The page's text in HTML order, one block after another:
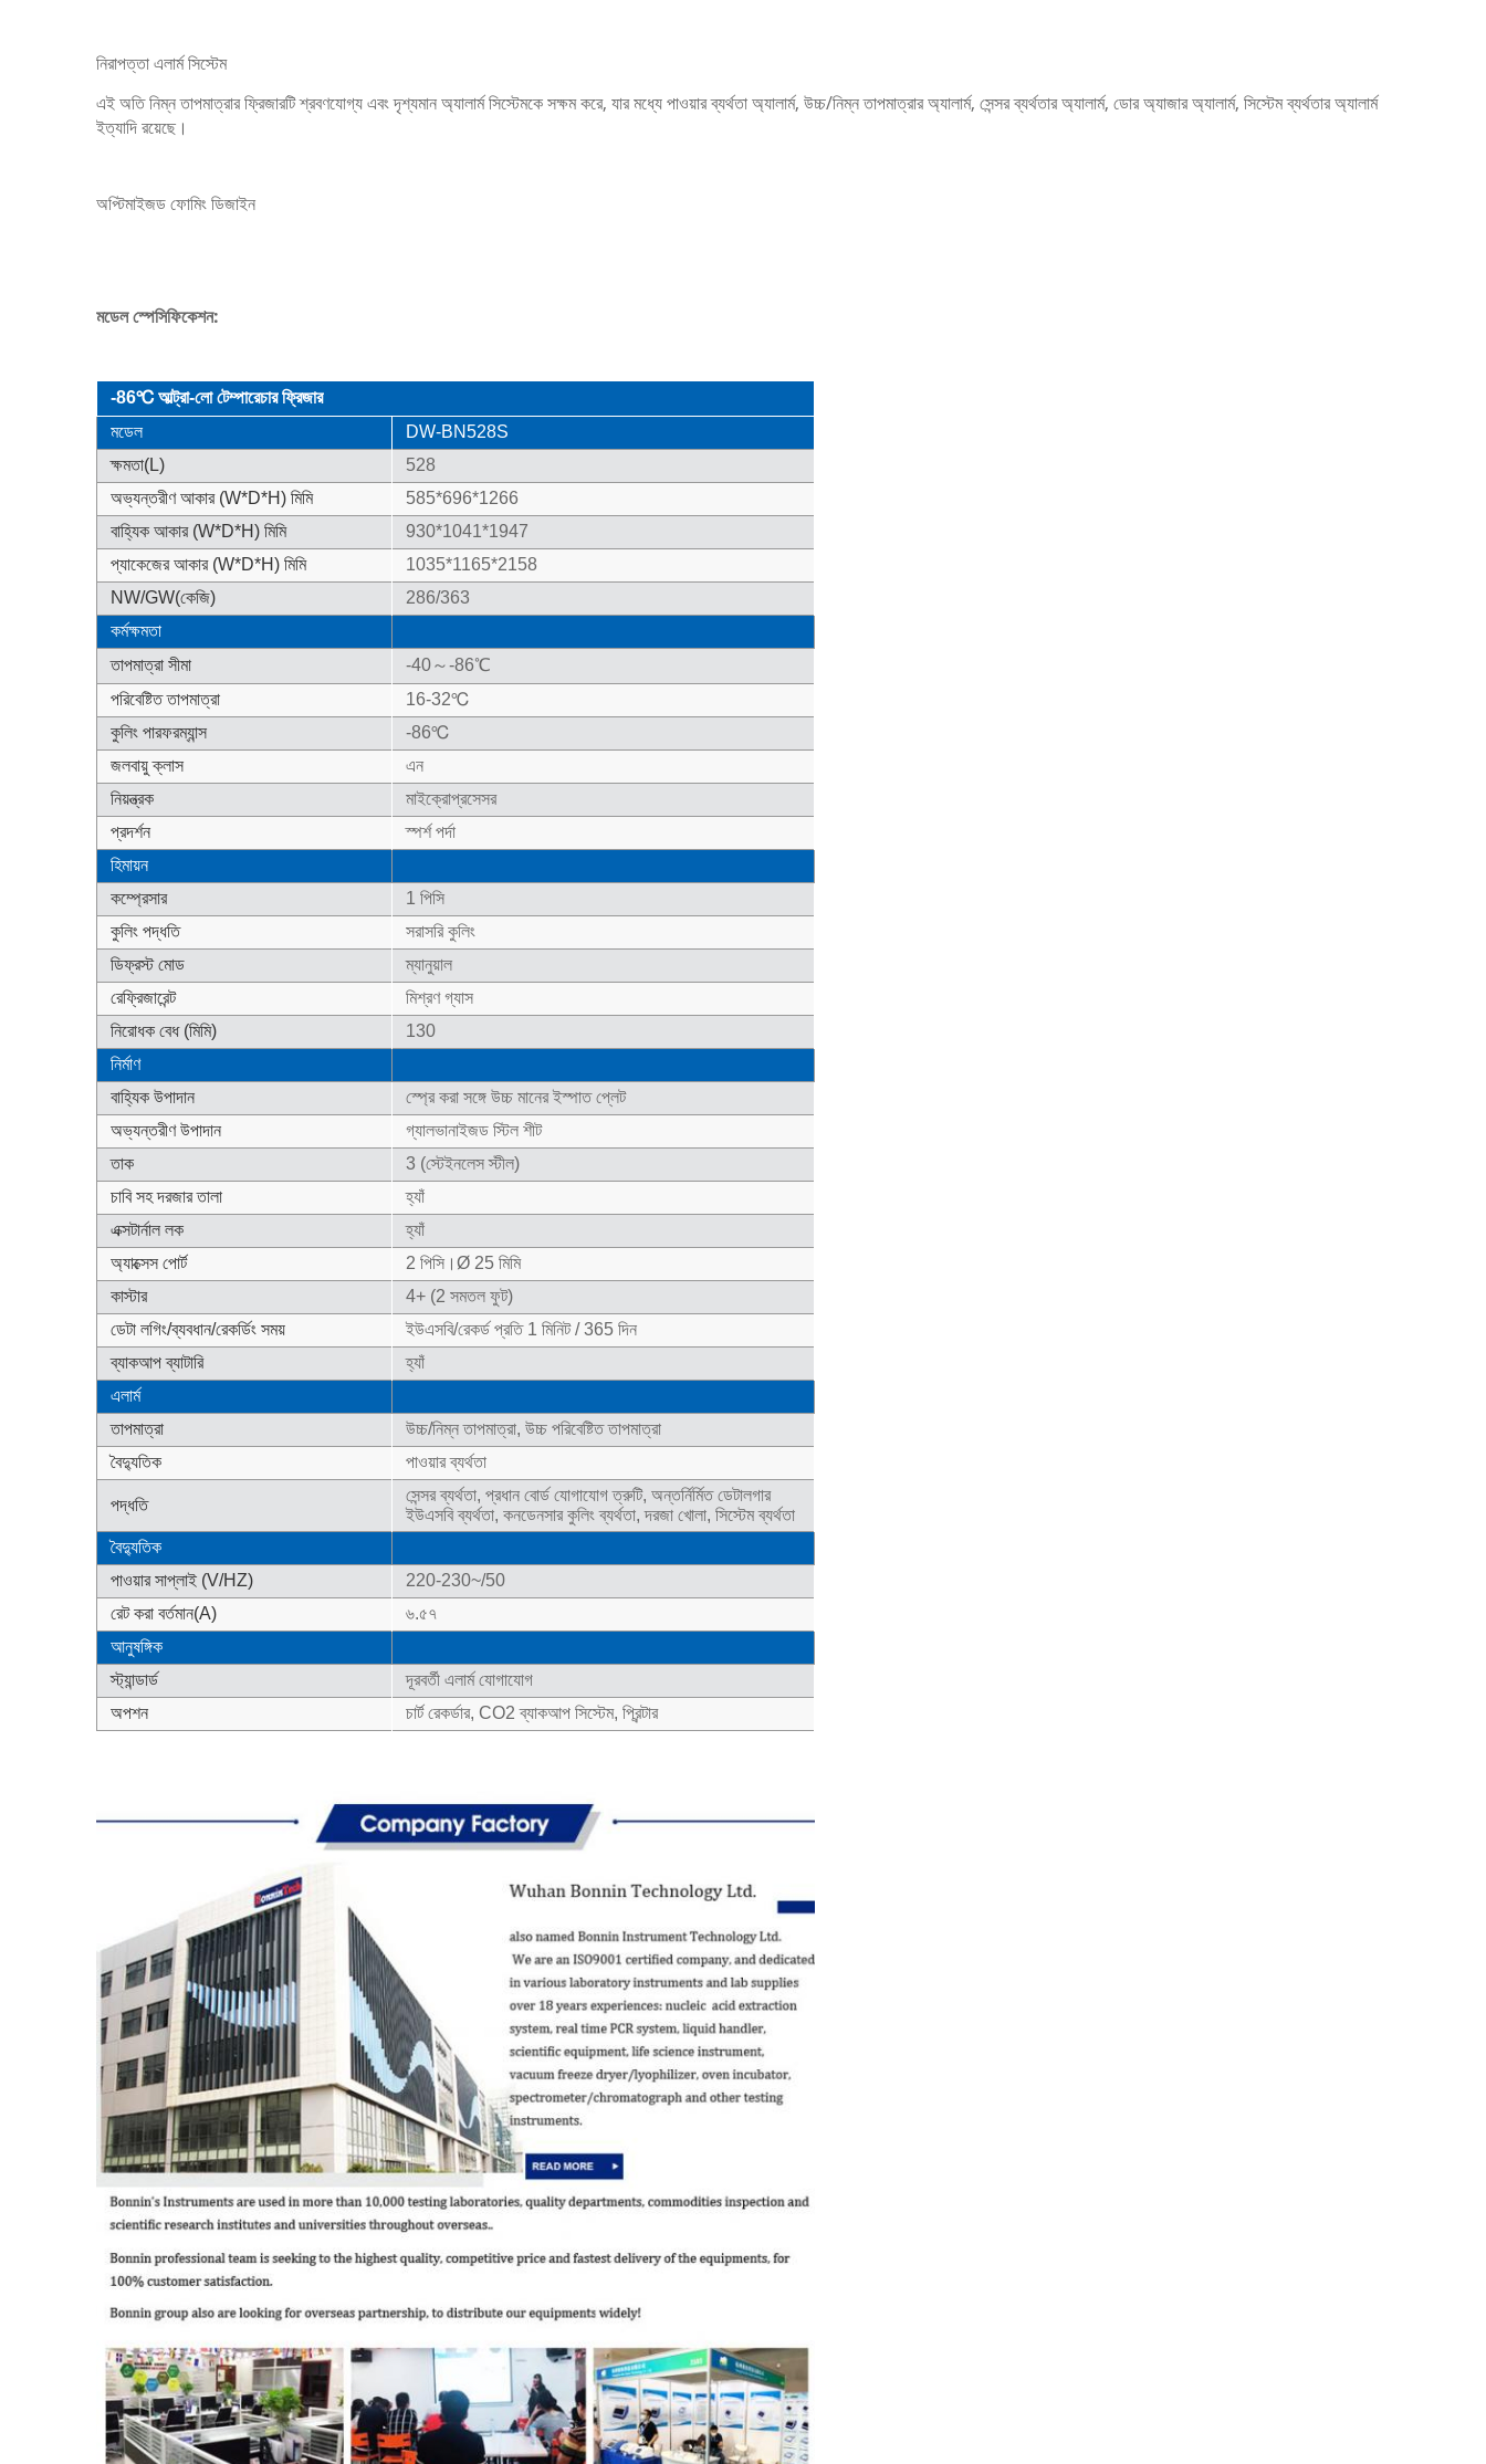
নিরাপত্তা এলার্ম সিস্টেম
এই অতি নিম্ন তাপমাত্রার ফ্রিজারটি শ্রবণযোগ্য এবং দৃশ্যমান অ্যালার্ম সিস্টেমকে সক্ষম করে, যার মধ্যে পাওয়ার ব্যর্থতা অ্যালার্ম, উচ্চ/নিম্ন তাপমাত্রার অ্যালার্ম, সেন্সর ব্যর্থতার অ্যালার্ম, ডোর অ্যাজার অ্যালার্ম, সিস্টেম ব্যর্থতার অ্যালার্ম
ইত্যাদি রয়েছে।
অপ্টিমাইজড ফোমিং ডিজাইন
মডেল স্পেসিফিকেশন:
-86℃ আল্ট্রা-লো টেম্পারেচার ফ্রিজার
মডেল
DW-BN528S
ক্ষমতা(L)
528
অভ্যন্তরীণ আকার (W*D*H) মিমি
585*696*1266
বাহ্যিক আকার (W*D*H) মিমি
930*1041*1947
প্যাকেজের আকার (W*D*H) মিমি
1035*1165*2158
NW/GW(কেজি)
286/363
কর্মক্ষমতা
তাপমাত্রা সীমা
-40～-86℃
পরিবেষ্টিত তাপমাত্রা
16-32℃
কুলিং পারফরম্যান্স
-86℃
জলবায়ু ক্লাস
এন
নিয়ন্ত্রক
মাইক্রোপ্রসেসর
প্রদর্শন
স্পর্শ পর্দা
হিমায়ন
কম্প্রেসার
1 পিসি
কুলিং পদ্ধতি
সরাসরি কুলিং
ডিফ্রস্ট মোড
ম্যানুয়াল
রেফ্রিজারেন্ট
মিশ্রণ গ্যাস
নিরোধক বেধ (মিমি)
130
নির্মাণ
বাহ্যিক উপাদান
স্প্রে করা সঙ্গে উচ্চ মানের ইস্পাত প্লেট
অভ্যন্তরীণ উপাদান
গ্যালভানাইজড স্টিল শীট
তাক
3 (স্টেইনলেস স্টীল)
চাবি সহ দরজার তালা
হ্যাঁ
এক্সটার্নাল লক
হ্যাঁ
অ্যাক্সেস পোর্ট
2 পিসি।Ø 25 মিমি
কাস্টার
4+ (2 সমতল ফুট)
ডেটা লগিং/ব্যবধান/রেকর্ডিং সময়
ইউএসবি/রেকর্ড প্রতি 1 মিনিট / 365 দিন
ব্যাকআপ ব্যাটারি
হ্যাঁ
এলার্ম
তাপমাত্রা
উচ্চ/নিম্ন তাপমাত্রা, উচ্চ পরিবেষ্টিত তাপমাত্রা
বৈদ্যুতিক
পাওয়ার ব্যর্থতা
পদ্ধতি
সেন্সর ব্যর্থতা, প্রধান বোর্ড যোগাযোগ ত্রুটি, অন্তর্নির্মিত ডেটালগার
ইউএসবি ব্যর্থতা, কনডেনসার কুলিং ব্যর্থতা, দরজা খোলা, সিস্টেম ব্যর্থতা
বৈদ্যুতিক
পাওয়ার সাপ্লাই (V/HZ)
220-230~/50
রেট করা বর্তমান(A)
৬.৫৭
আনুষঙ্গিক
স্ট্যান্ডার্ড
দূরবর্তী এলার্ম যোগাযোগ
অপশন
চার্ট রেকর্ডার, CO2 ব্যাকআপ সিস্টেম, প্রিন্টার